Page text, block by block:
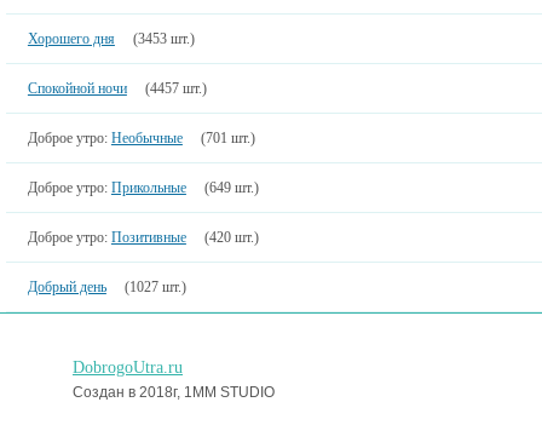
Хорошего дня (3453 шт.)
Спокойной ночи (4457 шт.)
Доброе утро: Необычные (701 шт.)
Доброе утро: Прикольные (649 шт.)
Доброе утро: Позитивные (420 шт.)
Добрый день (1027 шт.)
DobrogoUtra.ru
Создан в 2018г, 1MM STUDIO